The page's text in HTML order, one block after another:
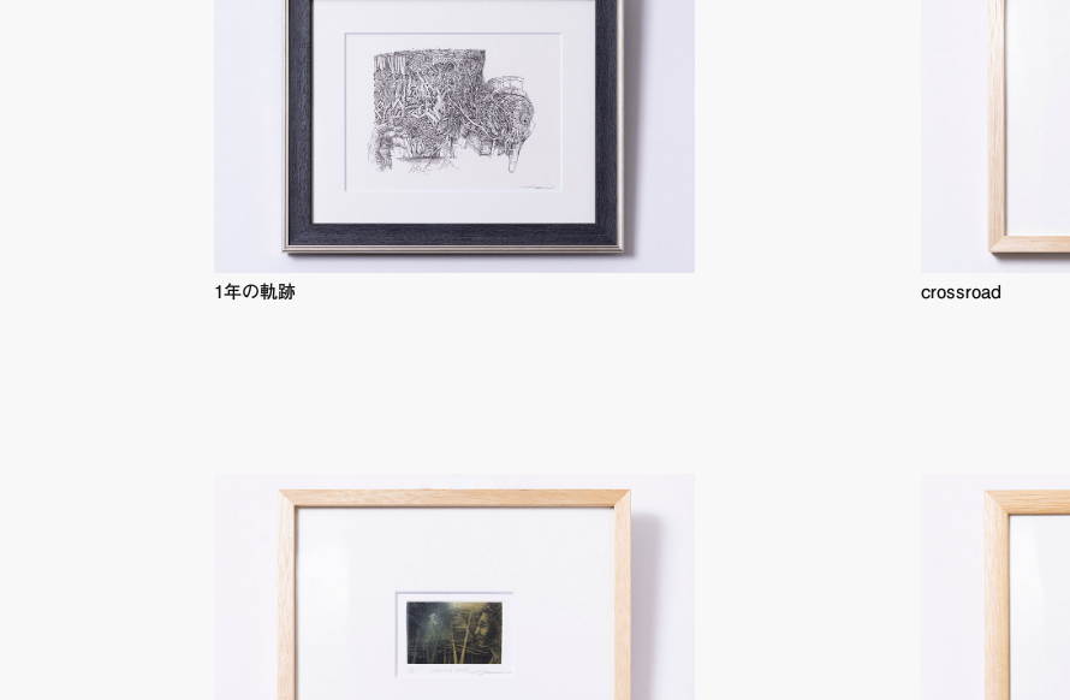
1年の軌跡 crossroad